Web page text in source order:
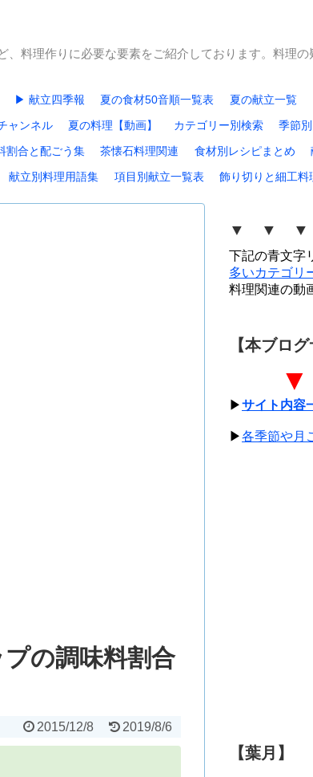
、料理作りに必要な要素をご紹介しております。料理
▶ 献立四季報 夏の食材50音順一覧表 夏の献立一覧
ャンネル 夏の料理【動画】 カテゴリー別検索
季節
割合と配ごう集 茶懐石料理関連 食材別レシピまとめ
献立別料理用語集 項目別献立一覧表 飾り切りと細工料
の調味料割合
2015/12/8 2019/8/6
▼ ▼ ▼
下記の青文字
多いカテゴリ
料理関連の動
【本ブログ
▼
▶サイト内容
▶各季節や月
【葉月】